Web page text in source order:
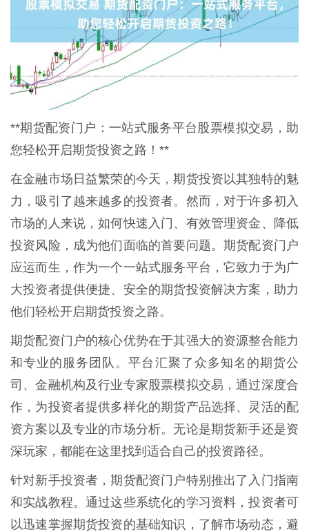
**期货配资门户：一站式服务平台股票模拟交易，助
您轻松开启期货投资之路！**
在金融市场日益繁荣的今天，期货投资以其独特的魅
力，吸引了越来越多的投资者。然而，对于许多初入
市场的人来说，如何快速入门、有效管理资金、降低
投资风险，成为他们面临的首要问题。期货配资门户
应运而生，作为一个一站式服务平台，它致力于为广
大投资者提供便捷、安全的期货投资解决方案，助力
他们轻松开启期货投资之路。
期货配资门户的核心优势在于其强大的资源整合能力
和专业的服务团队。平台汇聚了众多知名的期货公
司、金融机构及行业专家股票模拟交易，通过深度合
作，为投资者提供多样化的期货产品选择、灵活的配
资方案以及专业的市场分析。无论是期货新手还是资
深玩家，都能在这里找到适合自己的投资路径。
针对新手投资者，期货配资门户特别推出了入门指南
和实战教程。通过这些系统化的学习资料，投资者可
以迅速掌握期货投资的基础知识，了解市场动态，避